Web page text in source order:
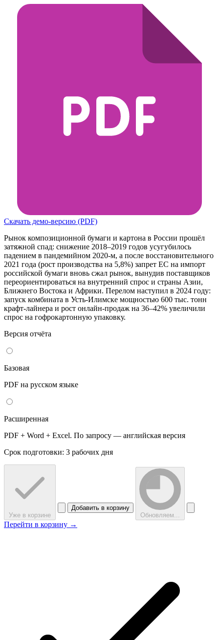
Скачать демо-версию (PDF)
Рынок композиционной бумаги и картона в России прошёл
затяжной спад: снижение 2018–2019 годов усугубилось
падением в пандемийном 2020-м, а после восстановительного
2021 года (рост производства на 5,8%) запрет ЕС на импорт
российской бумаги вновь сжал рынок, вынудив поставщиков
переориентироваться на внутренний спрос и страны Азии,
Ближнего Востока и Африки. Перелом наступил в 2024 году:
запуск комбината в Усть-Илимске мощностью 600 тыс. тонн
крафт-лайнера и рост онлайн-продаж на 36–42% увеличили
спрос на гофрокартонную упаковку.
Версия отчёта
Базовая
PDF на русском языке
Расширенная
PDF + Word + Excel. По запросу — английская версия
Срок подготовки: 3 рабочих дня
Уже в корзине
Добавить в корзину
Обновляем...
Перейти в корзину →